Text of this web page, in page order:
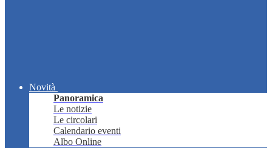
Novità
Panoramica
Le notizie
Le circolari
Calendario eventi
Albo Online